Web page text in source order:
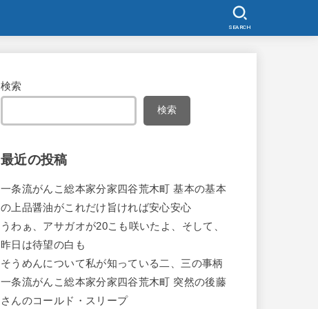
SEARCH
検索
検索
最近の投稿
一条流がんこ総本家分家四谷荒木町 基本の基本
の上品醤油がこれだけ旨ければ安心安心
うわぁ、アサガオが20こも咲いたよ、そして、
昨日は待望の白も
そうめんについて私が知っている二、三の事柄
一条流がんこ総本家分家四谷荒木町 突然の後藤
さんのコールド・スリープ